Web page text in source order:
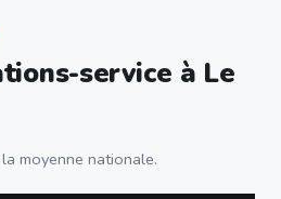
service à Le
moyenne nationale.